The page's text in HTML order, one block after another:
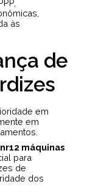
às
de
em
em
nr12 máquinas
para
de
dos